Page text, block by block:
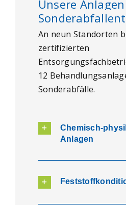
Unsere
An neun Standorten
zertifizierten
12
Sonderabfälle.
Chemisch-
Anlagen